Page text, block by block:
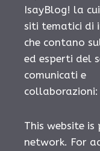
IsayBlog! la
siti tematici di
che contano
ed esperti del
comunicati e
collaborazioni:
This website
network. For